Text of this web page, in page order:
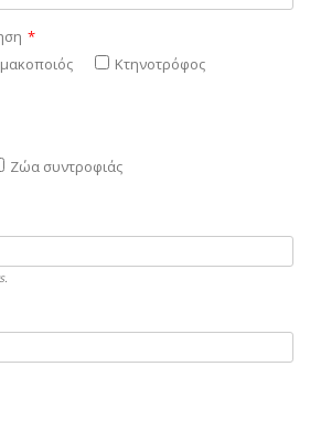
*
Κτηνοτρόφος
Ζώα συντροφιάς